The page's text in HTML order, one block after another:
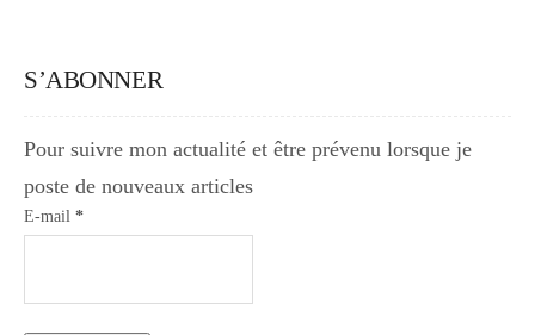
S’ABONNER
Pour suivre mon actualité et être prévenu lorsque je
poste de nouveaux articles
E-mail *